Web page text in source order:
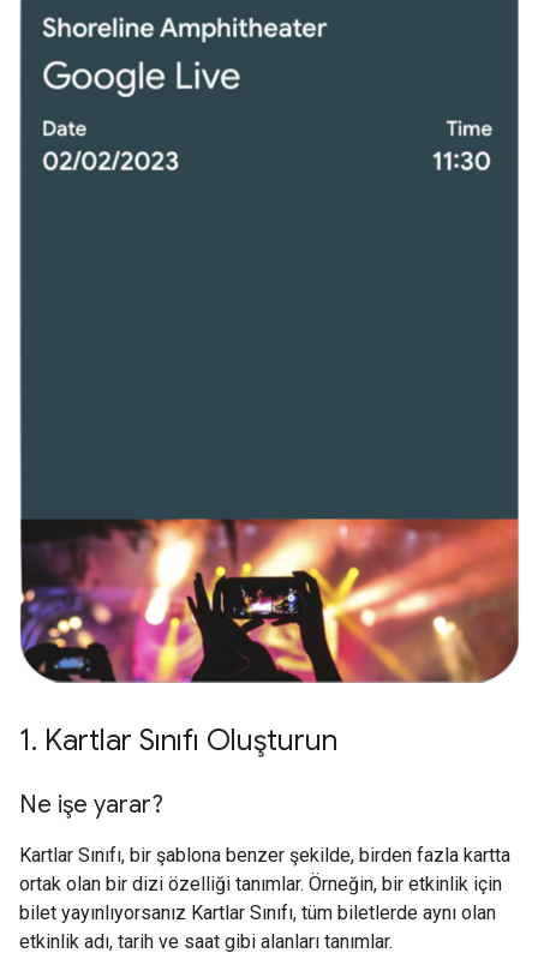
1. Kartlar Sınıfı Oluşturun
Ne işe yarar?
Kartlar Sınıfı, bir şablona benzer şekilde, birden fazla kartta
ortak olan bir dizi özelliği tanımlar. Örneğin, bir etkinlik için
bilet yayınlıyorsanız Kartlar Sınıfı, tüm biletlerde aynı olan
etkinlik adı, tarih ve saat gibi alanları tanımlar.